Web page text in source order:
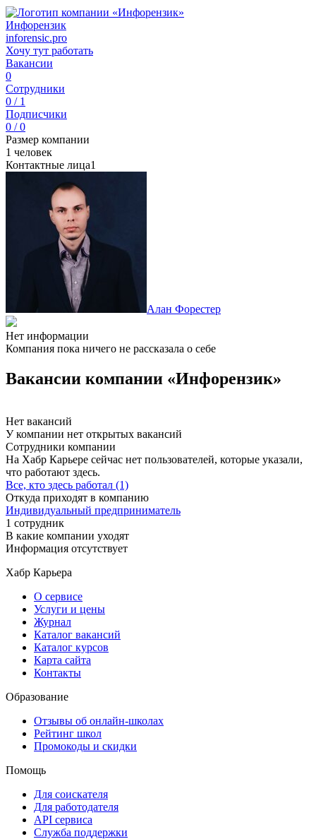
Инфорензик
inforensic.pro
Хочу тут работать
Вакансии
0
Сотрудники
0 / 1
Подписчики
0 / 0
Размер компании
1 человек
Контактные лица1
Алан Форестер
Нет информации
Компания пока ничего не рассказала о себе
Вакансии компании «Инфорензик»
Нет вакансий
У компании нет открытых вакансий
Сотрудники компании
На Хабр Карьере сейчас нет пользователей, которые указали,
что работают здесь.
Все, кто здесь работал (1)
Откуда приходят в компанию
Индивидуальный предприниматель
1 сотрудник
В какие компании уходят
Информация отсутствует
Хабр Карьера
О сервисе
Услуги и цены
Журнал
Каталог вакансий
Каталог курсов
Карта сайта
Контакты
Образование
Отзывы об онлайн-школах
Рейтинг школ
Промокоды и скидки
Помощь
Для соискателя
Для работодателя
API сервиса
Служба поддержки